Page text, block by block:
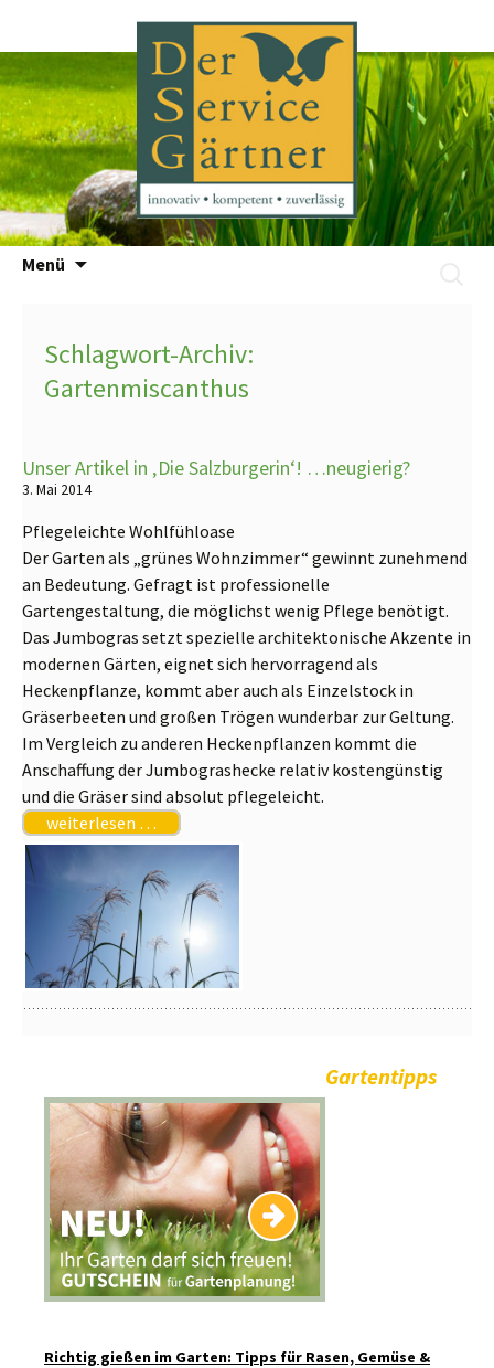
Menü
Zum
Schlagwort-Archiv:
Gartenmiscanthus
Unser Artikel in ‚Die Salzburgerin‘! …neugierig?
3. Mai 2014
Pflegeleichte Wohlfühloase
Der Garten als „grünes Wohnzimmer“ gewinnt zunehmend
an Bedeutung. Gefragt ist professionelle
Gartengestaltung, die möglichst wenig Pflege benötigt.
Das Jumbogras setzt spezielle architektonische Akzente in
modernen Gärten, eignet sich hervorragend als
Heckenpflanze, kommt aber auch als Einzelstock in
Gräserbeeten und großen Trögen wunderbar zur Geltung.
Im Vergleich zu anderen Heckenpflanzen kommt die
Anschaffung der Jumbograshecke relativ kostengünstig
und die Gräser sind absolut pflegeleicht.
weiterlesen …
Gartentipps
Richtig gießen im Garten: Tipps für Rasen, Gemüse &